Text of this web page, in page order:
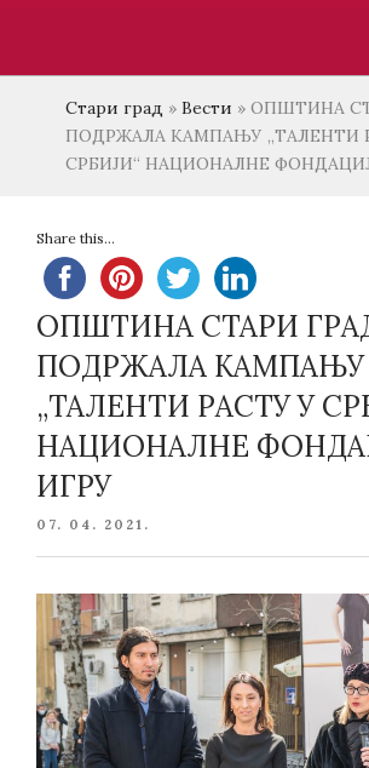
Стари град » Вести » ОПШТИНА
ПОДРЖАЛА КАМПАЊУ „ТАЛЕНТИ
СРБИЈИ“ НАЦИОНАЛНЕ
Share this...
ОПШТИНА СТАРИ
ПОДРЖАЛА КАМПАЊУ
„ТАЛЕНТИ РАСТУ У
НАЦИОНАЛНЕ
ИГРУ
POSTED
07. 04. 2021.